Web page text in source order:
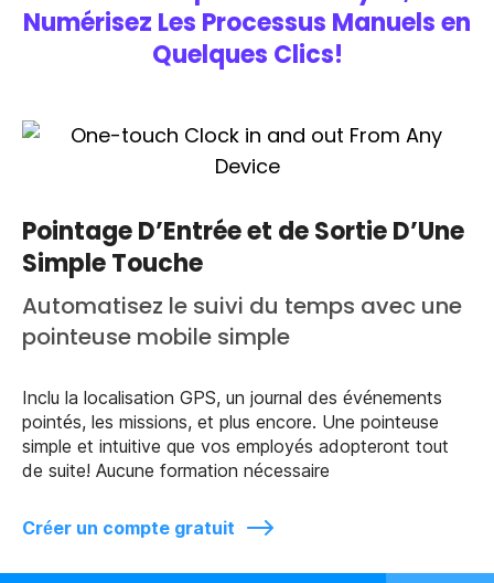
Numérisez Les Processus Manuels en
Quelques Clics!
Pointage D’Entrée et de Sortie D’Une
Simple Touche
Automatisez le suivi du temps avec une
pointeuse mobile simple
Inclu la localisation GPS, un journal des événements
pointés, les missions, et plus encore. Une pointeuse
simple et intuitive que vos employés adopteront tout
de suite! Aucune formation nécessaire
Créer un compte gratuit